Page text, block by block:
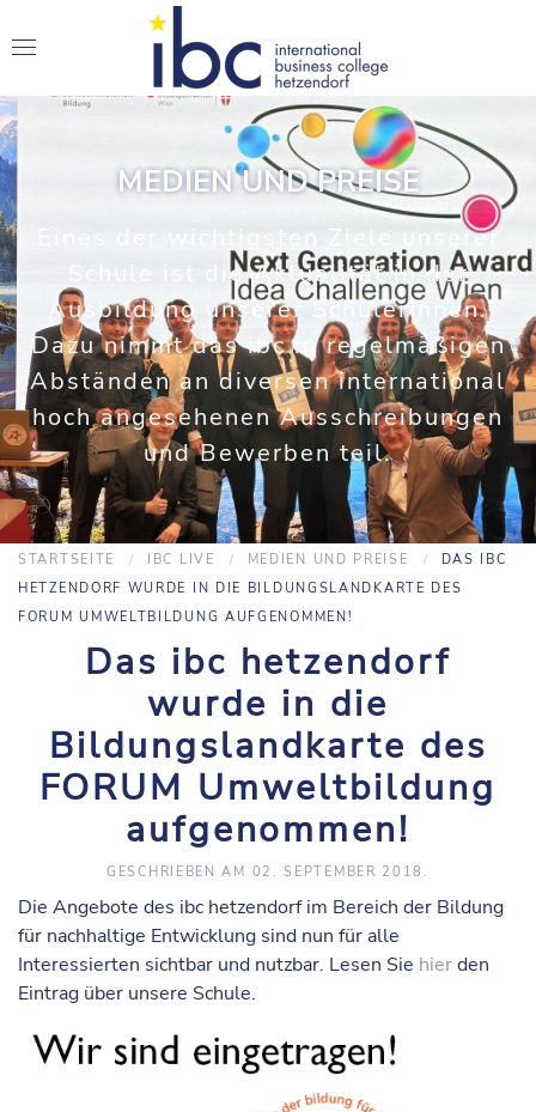
MEDIEN UND PREISE
Eines der wichtigsten Ziele unserer
Schule ist die Aktualität in der
Ausbildung unserer SchülerInnen.
Dazu nimmt das ibc in regelmäßigen
Abständen an diversen international
hoch angesehenen Ausschreibungen
und Bewerben teil.
STARTSEITE IBC LIVE MEDIEN UND PREISE
DAS IBC
HETZENDORF WURDE IN DIE BILDUNGSLANDKARTE DES
FORUM UMWELTBILDUNG AUFGENOMMEN!
Das ibc hetzendorf
wurde in die
Bildungslandkarte des
FORUM Umweltbildung
aufgenommen!
GESCHRIEBEN AM 02. SEPTEMBER 2018.
Die Angebote des ibc hetzendorf im Bereich der Bildung
für nachhaltige Entwicklung sind nun für alle
Interessierten sichtbar und nutzbar. Lesen Sie hierden
Eintrag über unsere Schule.